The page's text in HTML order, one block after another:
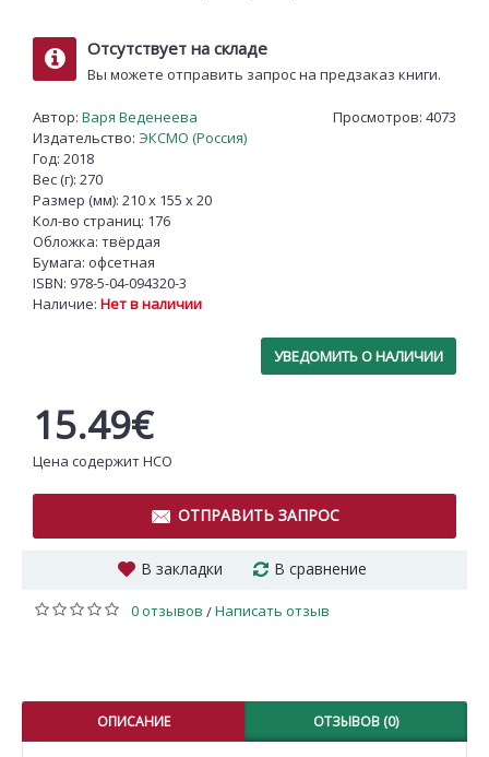
Отсутствует на складе
Вы можете отправить запрос на предзаказ книги.
Просмотров: 4073
Автор: Варя Веденеева
Издательство: ЭКСМО (Россия)
Год: 2018
Вес (г): 270
Размер (мм): 210 x 155 x 20
Кол-во страниц: 176
Обложка: твёрдая
Бумага: офсетная
ISBN: 978-5-04-094320-3
Наличие: Нет в наличии
УВЕДОМИТЬ О НАЛИЧИИ
15.49€
Цена содержит НСО
ОТПРАВИТЬ ЗАПРОС
В закладки В сравнение
0 отзывов /Написать отзыв
ОПИСАНИЕ ОТЗЫВОВ (0)